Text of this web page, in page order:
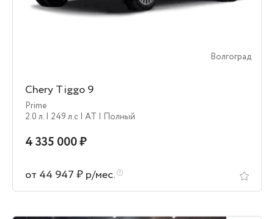
Волгоград
Chery Tiggo 9
Prime
2.0 л. | 249 л.c | AT | Полный
4 335 000 ₽
от 44 947 ₽ р/мес.